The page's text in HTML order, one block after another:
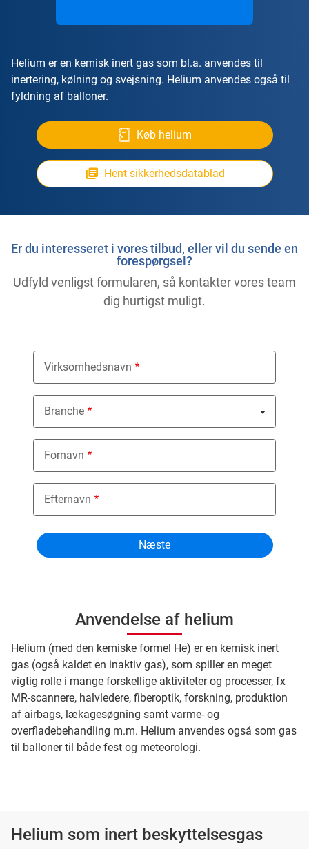
Helium er en kemisk inert gas som bl.a. anvendes til
inertering, kølning og svejsning. Helium anvendes også til
fyldning af balloner.
Køb helium
Hent sikkerhedsdatablad
Anvendelse af helium
Helium (med den kemiske formel He) er en kemisk inert
gas (også kaldet en inaktiv gas), som spiller en meget
vigtig rolle i mange forskellige aktiviteter og processer, fx
MR-scannere, halvledere, fiberoptik, forskning, produktion
af airbags, lækagesøgning samt varme- og
overfladebehandling m.m. Helium anvendes også som gas
til balloner til både fest og meteorologi.
Helium som inert beskyttelsesgas
Er du interesseret i vores tilbud, eller vil du sende en
forespørgsel?
Udfyld venligst formularen, så kontakter vores team
dig hurtigst muligt.
Virksomhedsnavn
Branche
Nothing selected
Fornavn
Efternavn